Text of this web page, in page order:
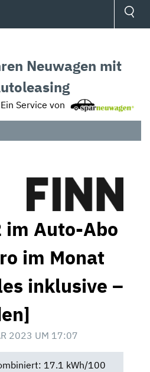
Neuwagen mit
Ein Service von
im Auto-Abo
im Monat
inklusive –
2023 UM 17:07
17.1 kWh/100